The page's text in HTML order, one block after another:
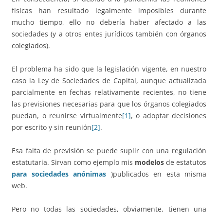
físicas han resultado legalmente imposibles durante
mucho tiempo, ello no debería haber afectado a las
sociedades (y a otros entes jurídicos también con órganos
colegiados).
El problema ha sido que la legislación vigente, en nuestro
caso la Ley de Sociedades de Capital, aunque actualizada
parcialmente en fechas relativamente recientes, no tiene
las previsiones necesarias para que los órganos colegiados
puedan, o reunirse virtualmente[1], o adoptar decisiones
por escrito y sin reunión[2].
Esa falta de previsión se puede suplir con una regulación
estatutaria. Sirvan como ejemplo mis modelos de estatutos
para sociedades anónimas )publicados en esta misma
web.
Pero no todas las sociedades, obviamente, tienen una